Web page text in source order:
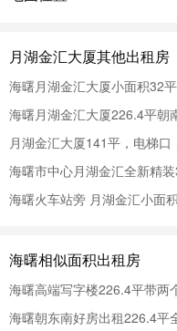
月湖金汇大厦其他出租房
海曙月湖金汇大厦小面积32
海曙月湖金汇大厦226.4平朝
海曙火车站旁 月湖金汇小面
海曙相似面积出租房
海曙高端写字楼226.4平带两
海曙朝东南好房出租226.4平